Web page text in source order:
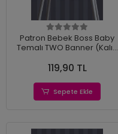
Patron Bebek Boss Baby
Temalı TWO Banner (Kalın
119,90 TL
Sepete Ekle